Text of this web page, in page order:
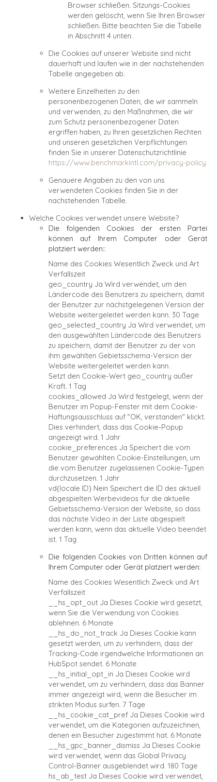
Browser schließen. Sitzungs-Cookies
werden gelöscht, wenn Sie Ihren Browser
schließen. Bitte beachten Sie die Tabelle
in Abschnitt 4 unten.
Die Cookies auf unserer Website sind nicht
dauerhaft und laufen wie in der nachstehenden
Tabelle angegeben ab.
Weitere Einzelheiten zu den
personenbezogenen Daten, die wir sammeln
und verwenden, zu den Maßnahmen, die wir
zum Schutz personenbezogener Daten
ergriffen haben, zu Ihren gesetzlichen Rechten
und unseren gesetzlichen Verpflichtungen
finden Sie in unserer Datenschutzrichtlinie
https://www.benchmarkintl.com/privacy-policy.
Genauere Angaben zu den von uns
verwendeten Cookies finden Sie in der
nachstehenden Tabelle.
Welche Cookies verwendet unsere Website?
Die folgenden Cookies der ersten Partei
können auf Ihrem Computer oder Gerät
platziert werden::
Name des Cookies Wesentlich Zweck und Art
Verfallszeit
geo_country Ja Wird verwendet, um den
Ländercode des Benutzers zu speichern, damit
der Benutzer zur nächstgelegenen Version der
Website weitergeleitet werden kann. 30 Tage
geo_selected_country Ja Wird verwendet, um
den ausgewählten Ländercode des Benutzers
zu speichern, damit der Benutzer zu der von
ihm gewählten Gebietsschema-Version der
Website weitergeleitet werden kann.
Setzt den Cookie-Wert geo_country außer
Kraft. 1 Tag
cookies_allowed Ja Wird festgelegt, wenn der
Benutzer im Popup-Fenster mit dem Cookie-
Haftungsausschluss auf "OK, verstanden" klickt.
Dies verhindert, dass das Cookie-Popup
angezeigt wird. 1 Jahr
cookie_preferences Ja Speichert die vom
Benutzer gewählten Cookie-Einstellungen, um
die vom Benutzer zugelassenen Cookie-Typen
durchzusetzen. 1 Jahr
vd{locale ID} Nein Speichert die ID des aktuell
abgespielten Werbevideos für die aktuelle
Gebietsschema-Version der Website, so dass
das nächste Video in der Liste abgespielt
werden kann, wenn das aktuelle Video beendet
ist. 1 Tag
Die folgenden Cookies von Dritten können auf
Ihrem Computer oder Gerät platziert werden:
Name des Cookies Wesentlich Zweck und Art
Verfallszeit
__hs_opt_out Ja Dieses Cookie wird gesetzt,
wenn Sie die Verwendung von Cookies
ablehnen. 6 Monate
__hs_do_not_track Ja Dieses Cookie kann
gesetzt werden, um zu verhindern, dass der
Tracking-Code irgendwelche Informationen an
HubSpot sendet. 6 Monate
__hs_initial_opt_in Ja Dieses Cookie wird
verwendet, um zu verhindern, dass das Banner
immer angezeigt wird, wenn die Besucher im
strikten Modus surfen. 7 Tage
__hs_cookie_cat_pref Ja Dieses Cookie wird
verwendet, um die Kategorien aufzuzeichnen,
denen ein Besucher zugestimmt hat. 6 Monate
__hs_gpc_banner_dismiss Ja Dieses Cookie
wird verwendet, wenn das Global Privacy
Control-Banner ausgeblendet wird. 180 Tage
hs_ab_test Ja Dieses Cookie wird verwendet,